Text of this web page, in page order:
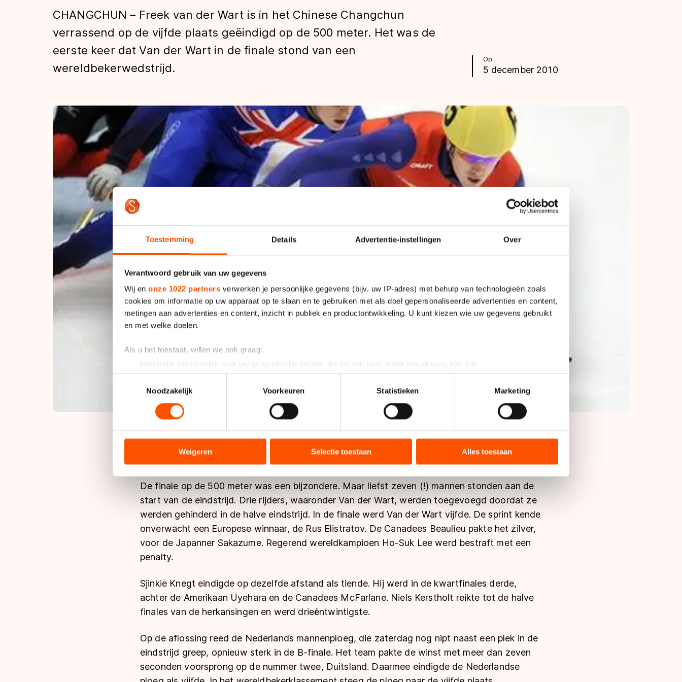
Toestemming Details Advertentie-instellingen Over
Verantwoord gebruik van uw gegevens
Wij en onze 1022 partners verwerken je persoonlijke gegevens (bijv. uw IP-adres) met behulp van technologieën zoals
cookies om informatie op uw apparaat op te slaan en te gebruiken met als doel gepersonaliseerde advertenties en content,
metingen aan advertenties en content, inzicht in publiek en productontwikkeling. U kunt kiezen wie uw gegevens gebruikt
en met welke doelen.
Als u het toestaat, willen we ook graag:
Informatie verzamelen over uw geografische locatie, die tot een paar meter nauwkeurig kan zijn
Uw apparaat identificeren door het actief te scannen op specifieke eigenschappen (fingerprinting)
Lees meer over hoe uw persoonlijke gegevens worden verwerkt en stel uw voorkeuren in het
detailgedeeltein. U kunt uw
toestemming op elk moment wijzigen of intrekken in de Cookieverklaring.
analyseren. We delen informatie over uw gebruik van onze site met onze partners voor social media, advertenties en
analyse. Zij kunnen deze combineren met andere gegevens die u aan hen heeft verstrekt of die zij hebben verzameld via
hun services. Sommige partners kunnen gegevens doorgeven aan landen buiten de EU, zoals de VS, waar mogelijk geen
adequaat beschermingsniveau geldt volgens de GDPR. Door op ‘Toestaan’ te klikken, stemt u in met deze overdracht.
Meer informatie vindt u in onscookiebeleid.
Noodzakelijk
Voorkeuren Statistieken Marketing
Weigeren Selectie toestaan Alles toestaan
Tijden & historie
De weg op
Olympische Spelen
Op
5 december 2010
CHANGCHUN – Freek van der Wart is in het Chinese Changchun
verrassend op de vijfde plaats geëindigd op de 500 meter. Het was de
eerste keer dat Van der Wart in de finale stond van een
wereldbekerwedstrijd.
De finale op de 500 meter was een bijzondere. Maar liefst zeven (!) mannen stonden aan de
start van de eindstrijd. Drie rijders, waaronder Van der Wart, werden toegevoegd doordat ze
werden gehinderd in de halve eindstrijd. In de finale werd Van der Wart vijfde. De sprint kende
onverwacht een Europese winnaar, de Rus Elistratov. De Canadees Beaulieu pakte het zilver,
voor de Japanner Sakazume. Regerend wereldkampioen Ho-Suk Lee werd bestraft met een
penalty.
Sjinkie Knegt eindigde op dezelfde afstand als tiende. Hij werd in de kwartfinales derde,
achter de Amerikaan Uyehara en de Canadees McFarlane. Niels Kerstholt reikte tot de halve
finales van de herkansingen en werd drieëntwintigste.
Op de aflossing reed de Nederlands mannenploeg, die zaterdag nog nipt naast een plek in de
eindstrijd greep, opnieuw sterk in de B-finale. Het team pakte de winst met meer dan zeven
seconden voorsprong op de nummer twee, Duitsland. Daarmee eindigde de Nederlandse